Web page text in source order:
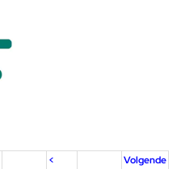
<
Volgende